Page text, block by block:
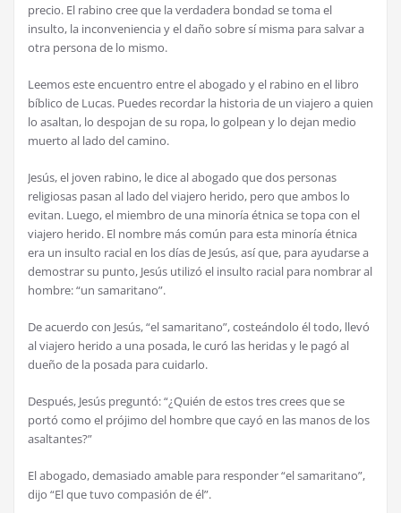
precio. El rabino cree que la verdadera bondad se toma el
insulto, la inconveniencia y el daño sobre sí misma para salvar a
otra persona de lo mismo.
Leemos este encuentro entre el abogado y el rabino en el libro
bíblico de Lucas. Puedes recordar la historia de un viajero a quien
lo asaltan, lo despojan de su ropa, lo golpean y lo dejan medio
muerto al lado del camino.
Jesús, el joven rabino, le dice al abogado que dos personas
religiosas pasan al lado del viajero herido, pero que ambos lo
evitan. Luego, el miembro de una minoría étnica se topa con el
viajero herido. El nombre más común para esta minoría étnica
era un insulto racial en los días de Jesús, así que, para ayudarse a
demostrar su punto, Jesús utilizó el insulto racial para nombrar al
hombre: “un samaritano”.
De acuerdo con Jesús, “el samaritano”, costeándolo él todo, llevó
al viajero herido a una posada, le curó las heridas y le pagó al
dueño de la posada para cuidarlo.
Después, Jesús preguntó: “¿Quién de estos tres crees que se
portó como el prójimo del hombre que cayó en las manos de los
asaltantes?”
El abogado, demasiado amable para responder “el samaritano”,
dijo “El que tuvo compasión de él”.